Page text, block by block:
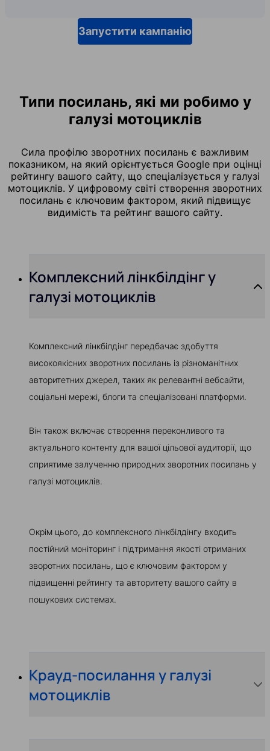
Запустити кампанію
Типи посилань, які ми робимо у
галузі мотоциклів
Сила профілю зворотних посилань є важливим
показником, на який орієнтується Google при оцінці
рейтингу вашого сайту, що спеціалізується у галузі
мотоциклів. У цифровому світі створення зворотних
посилань є ключовим фактором, який підвищує
видимість та рейтинг вашого сайту.
Комплексний лінкбілдінг у
галузі мотоциклів
Комплексний лінкбілдінг передбачає здобуття
високоякісних зворотних посилань із різноманітних
авторитетних джерел, таких як релевантні вебсайти,
соціальні мережі, блоги та спеціалізовані платформи.
Він також включає створення переконливого та
актуального контенту для вашої цільової аудиторії, що
сприятиме залученню природних зворотних посилань у
галузі мотоциклів.
Окрім цього, до комплексного лінкбілдінгу входить
постійний моніторинг і підтримання якості отриманих
зворотних посилань, що є ключовим фактором у
підвищенні рейтингу та авторитету вашого сайту в
пошукових системах.
Крауд-посилання у галузі
мотоциклів